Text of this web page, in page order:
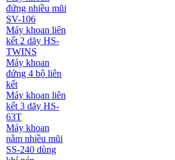
đứng nhiều mũi
SV-106
Máy khoan liên
kết 2 dãy HS-
TWINS
Máy khoan
đứng 4 bộ liên
kết
Máy khoan liên
kết 3 dãy HS-
63T
Máy khoan
nằm nhiều mũi
SS-240 dùng